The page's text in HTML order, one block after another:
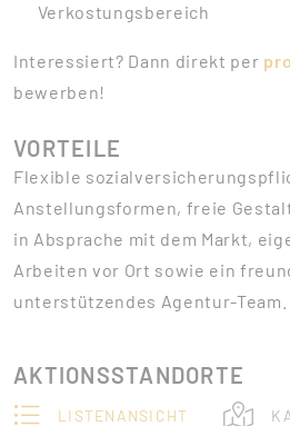
Verkostungsbereich
Interessiert? Dann direkt per
bewerben!
VORTEILE
Flexible
Anstellungsformen, freie
in Absprache mit dem Markt,
Arbeiten vor Ort sowie ein
unterstützendes Agentur-Team.
AKTIONSSTANDORTE
LISTENANSICHT